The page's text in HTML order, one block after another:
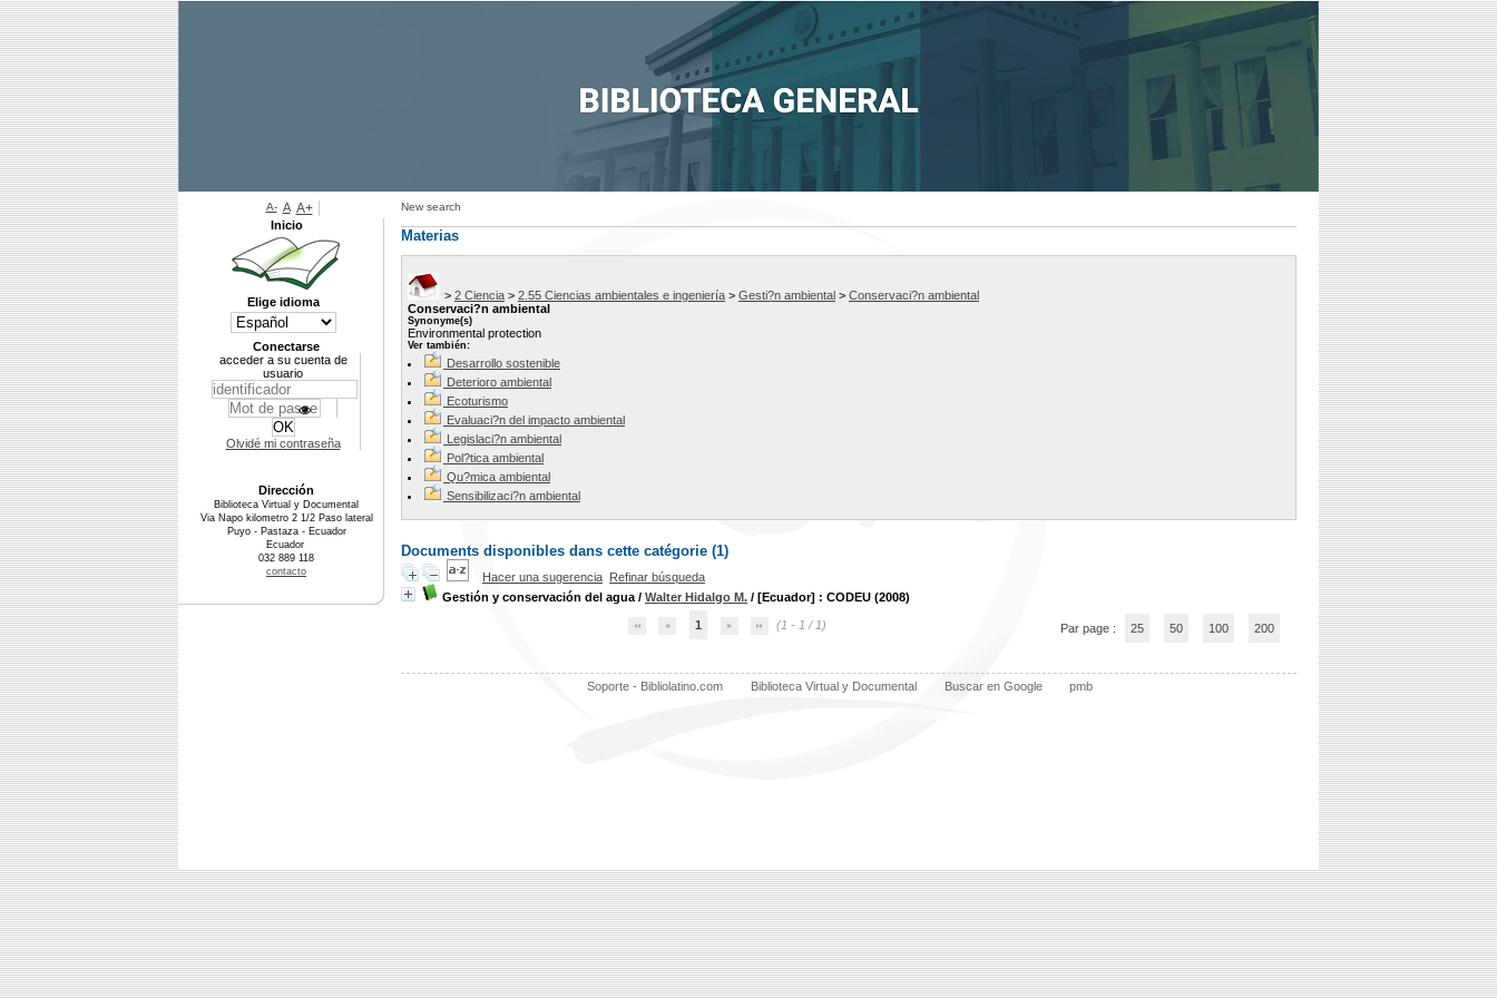
New search
Materias
> 2 Ciencia > 2.55 Ciencias ambientales e ingeniería > Gesti?n ambiental > Conservaci?n ambiental
Conservaci?n ambiental
Synonyme(s)
Environmental protection
Ver también:
Desarrollo sostenible
Deterioro ambiental
Ecoturismo
Evaluaci?n del impacto ambiental
Legislaci?n ambiental
Pol?tica ambiental
Qu?mica ambiental
Sensibilizaci?n ambiental
Documents disponibles dans cette catégorie (1)
Hacer una sugerencia Refinar búsqueda
Gestión y conservación del agua / Walter Hidalgo M. / [Ecuador] : CODEU (2008)
1 (1 - 1 / 1) Par page : 25 50 100 200
Soporte - Bibliolatino.com Biblioteca Virtual y Documental Buscar en Google pmb
A- A A+
Inicio
Elige idioma
Conectarse
acceder a su cuenta de
usuario
Olvidé mi contraseña
Dirección
Biblioteca Virtual y Documental
Via Napo kilometro 2 1/2 Paso lateral
Puyo - Pastaza - Ecuador
Ecuador
032 889 118
contacto